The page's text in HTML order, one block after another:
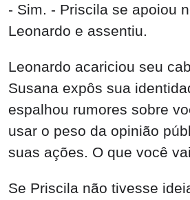
- Sim. - Priscila se apoiou
Leonardo e assentiu.
Leonardo acariciou seu
Susana expôs sua
espalhou rumores sobre
usar o peso da opinião
suas ações. O que você
Se Priscila não tivesse